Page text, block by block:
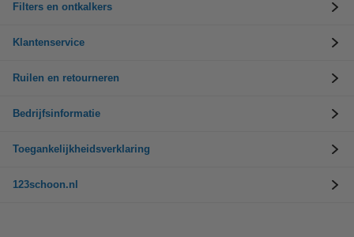
Filters en ontkalkers
Klantenservice
Ruilen en retourneren
Bedrijfsinformatie
Toegankelijkheidsverklaring
123schoon.nl